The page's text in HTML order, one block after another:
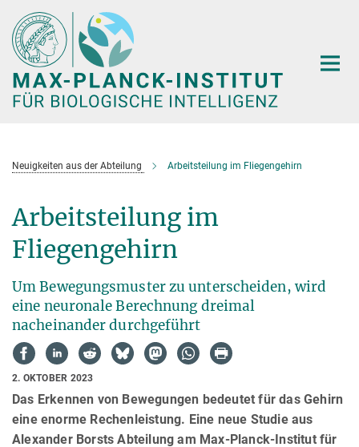
Hauptinhalt
Neuigkeiten aus der Abteilung Arbeitsteilung im Fliegengehirn
Arbeitsteilung im
Fliegengehirn
Um Bewegungsmuster zu unterscheiden, wird
eine neuronale Berechnung dreimal
nacheinander durchgeführt
2. OKTOBER 2023
Das Erkennen von Bewegungen bedeutet für das Gehirn
eine enorme Rechenleistung. Eine neue Studie aus
Alexander Borsts Abteilung am Max-Planck-Institut für